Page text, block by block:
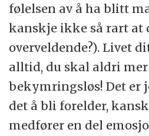
følelsen av å ha blitt
kanskje ikke så rart at
overveldende?). Livet
alltid, du skal aldri
bekymringsløs! Det er
det å bli forelder,
medfører en del